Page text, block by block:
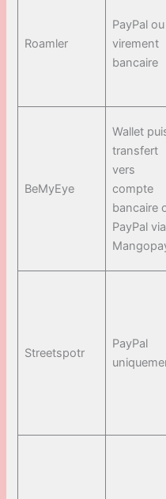
Roamler
PayPal ou
virement
bancaire
BeMyEye
Wallet
transfert
vers
compte
bancaire
PayPal via
Streetspotr
PayPal